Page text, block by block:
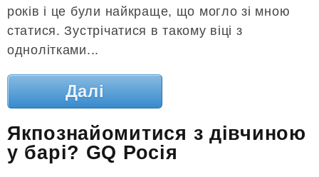
років і це були найкраще, що могло зі мною
статися. Зустрічатися в такому віці з
однолітками...
Далі
Якпознайомитися з дівчиною
у барі? GQ Росія